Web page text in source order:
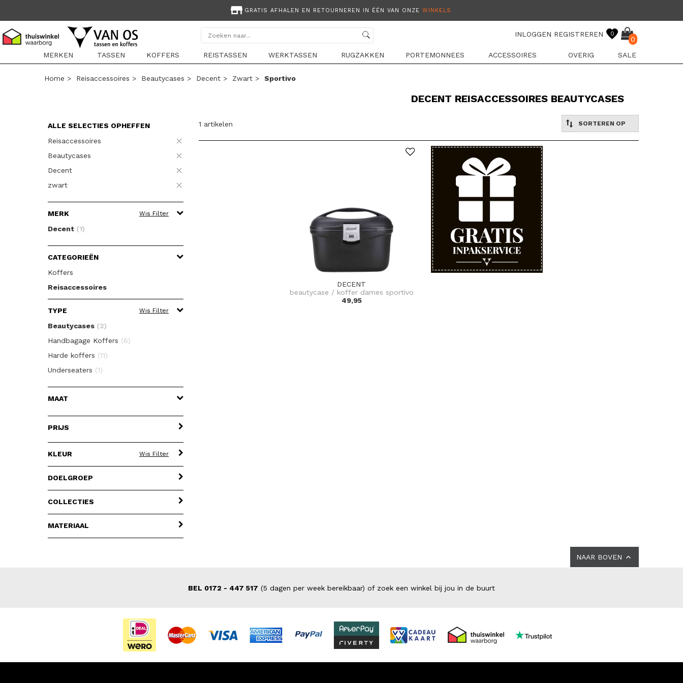
GRATIS AFHALEN EN RETOURNEREN IN ÉÉN VAN ONZE WINKELS
INLOGGEN REGISTREREN 0
0
MERKEN
TASSEN KOFFERS REISTASSEN WERKTASSEN RUGZAKKEN PORTEMONNEES ACCESSOIRES OVERIG SALE
Home > Reisaccessoires > Beautycases > Decent > Zwart > Sportivo
DECENT REISACCESSOIRES BEAUTYCASES
ALLE SELECTIES OPHEFFEN
Reisaccessoires
Beautycases
Decent
zwart
MERK Wis Filter
Decent (1)
CATEGORIEËN
Koffers
Reisaccessoires
TYPE Wis Filter
Beautycases (2)
Handbagage Koffers (6)
Harde koffers (11)
Underseaters (1)
MAAT
PRIJS
KLEUR Wis Filter
DOELGROEP
COLLECTIES
MATERIAAL
1 artikelen SORTEREN OP
DECENT
beautycase / koffer dames sportivo
49,95
NAAR BOVEN
BEL 0172 - 447 517 (5 dagen per week bereikbaar) of zoek een winkel bij jou in de buurt